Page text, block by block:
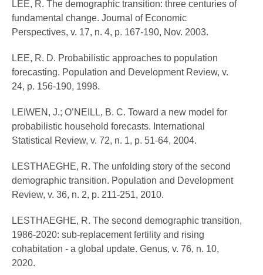
LEE, R. The demographic transition: three centuries of
fundamental change. Journal of Economic
Perspectives, v. 17, n. 4, p. 167-190, Nov. 2003.
LEE, R. D. Probabilistic approaches to population
forecasting. Population and Development Review, v.
24, p. 156-190, 1998.
LEIWEN, J.; O’NEILL, B. C. Toward a new model for
probabilistic household forecasts. International
Statistical Review, v. 72, n. 1, p. 51-64, 2004.
LESTHAEGHE, R. The unfolding story of the second
demographic transition. Population and Development
Review, v. 36, n. 2, p. 211-251, 2010.
LESTHAEGHE, R. The second demographic transition,
1986-2020: sub-replacement fertility and rising
cohabitation - a global update. Genus, v. 76, n. 10,
2020.